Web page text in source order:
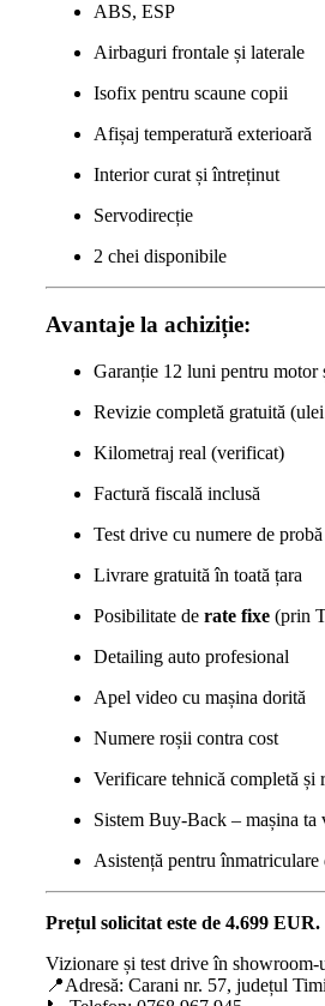
ABS, ESP
Airbaguri frontale și laterale
Isofix pentru scaune copii
Afișaj temperatură exterioară
Interior curat și întreținut
Servodirecție
2 chei disponibile
Avantaje la achiziție:
Garanție 12 luni pentru motor
Revizie completă gratuită
Kilometraj real (verificat)
Factură fiscală inclusă
Test drive cu numere de
Livrare gratuită în toată țara
Posibilitate de rate fixe (prin
Detailing auto profesional
Apel video cu mașina dorită
Numere roșii contra cost
Verificare tehnică completă
Sistem Buy-Back – mașina ta
Asistență pentru
Prețul solicitat este de 4.699 EUR.
Vizionare și test drive în
📍Adresă: Carani nr. 57, județul